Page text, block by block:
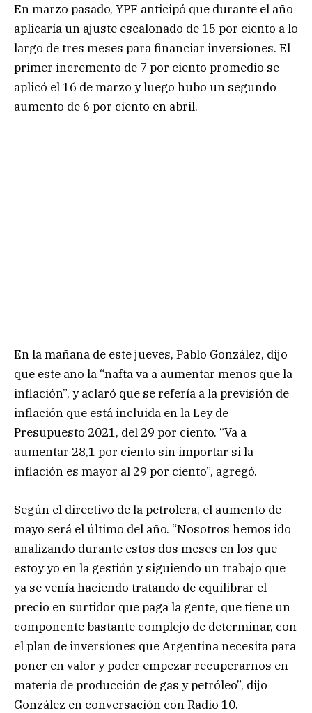
En marzo pasado, YPF anticipó que durante el año
aplicaría un ajuste escalonado de 15 por ciento a lo
largo de tres meses para financiar inversiones. El
primer incremento de 7 por ciento promedio se
aplicó el 16 de marzo y luego hubo un segundo
aumento de 6 por ciento en abril.
En la mañana de este jueves, Pablo González, dijo
que este año la “nafta va a aumentar menos que la
inflación”, y aclaró que se refería a la previsión de
inflación que está incluida en la Ley de
Presupuesto 2021, del 29 por ciento. “Va a
aumentar 28,1 por ciento sin importar si la
inflación es mayor al 29 por ciento”, agregó.
Según el directivo de la petrolera, el aumento de
mayo será el último del año. “Nosotros hemos ido
analizando durante estos dos meses en los que
estoy yo en la gestión y siguiendo un trabajo que
ya se venía haciendo tratando de equilibrar el
precio en surtidor que paga la gente, que tiene un
componente bastante complejo de determinar, con
el plan de inversiones que Argentina necesita para
poner en valor y poder empezar recuperarnos en
materia de producción de gas y petróleo”, dijo
González en conversación con Radio 10.